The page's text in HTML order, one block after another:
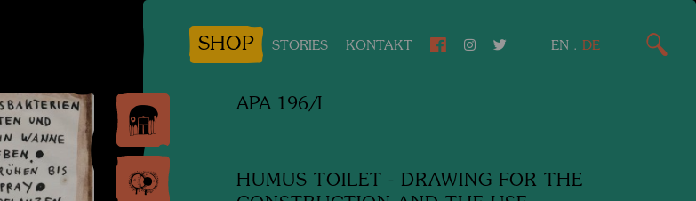
SHOP STORIES KONTAKT EN . DE
APA 196/I
HUMUS TOILET - DRAWING FOR THE